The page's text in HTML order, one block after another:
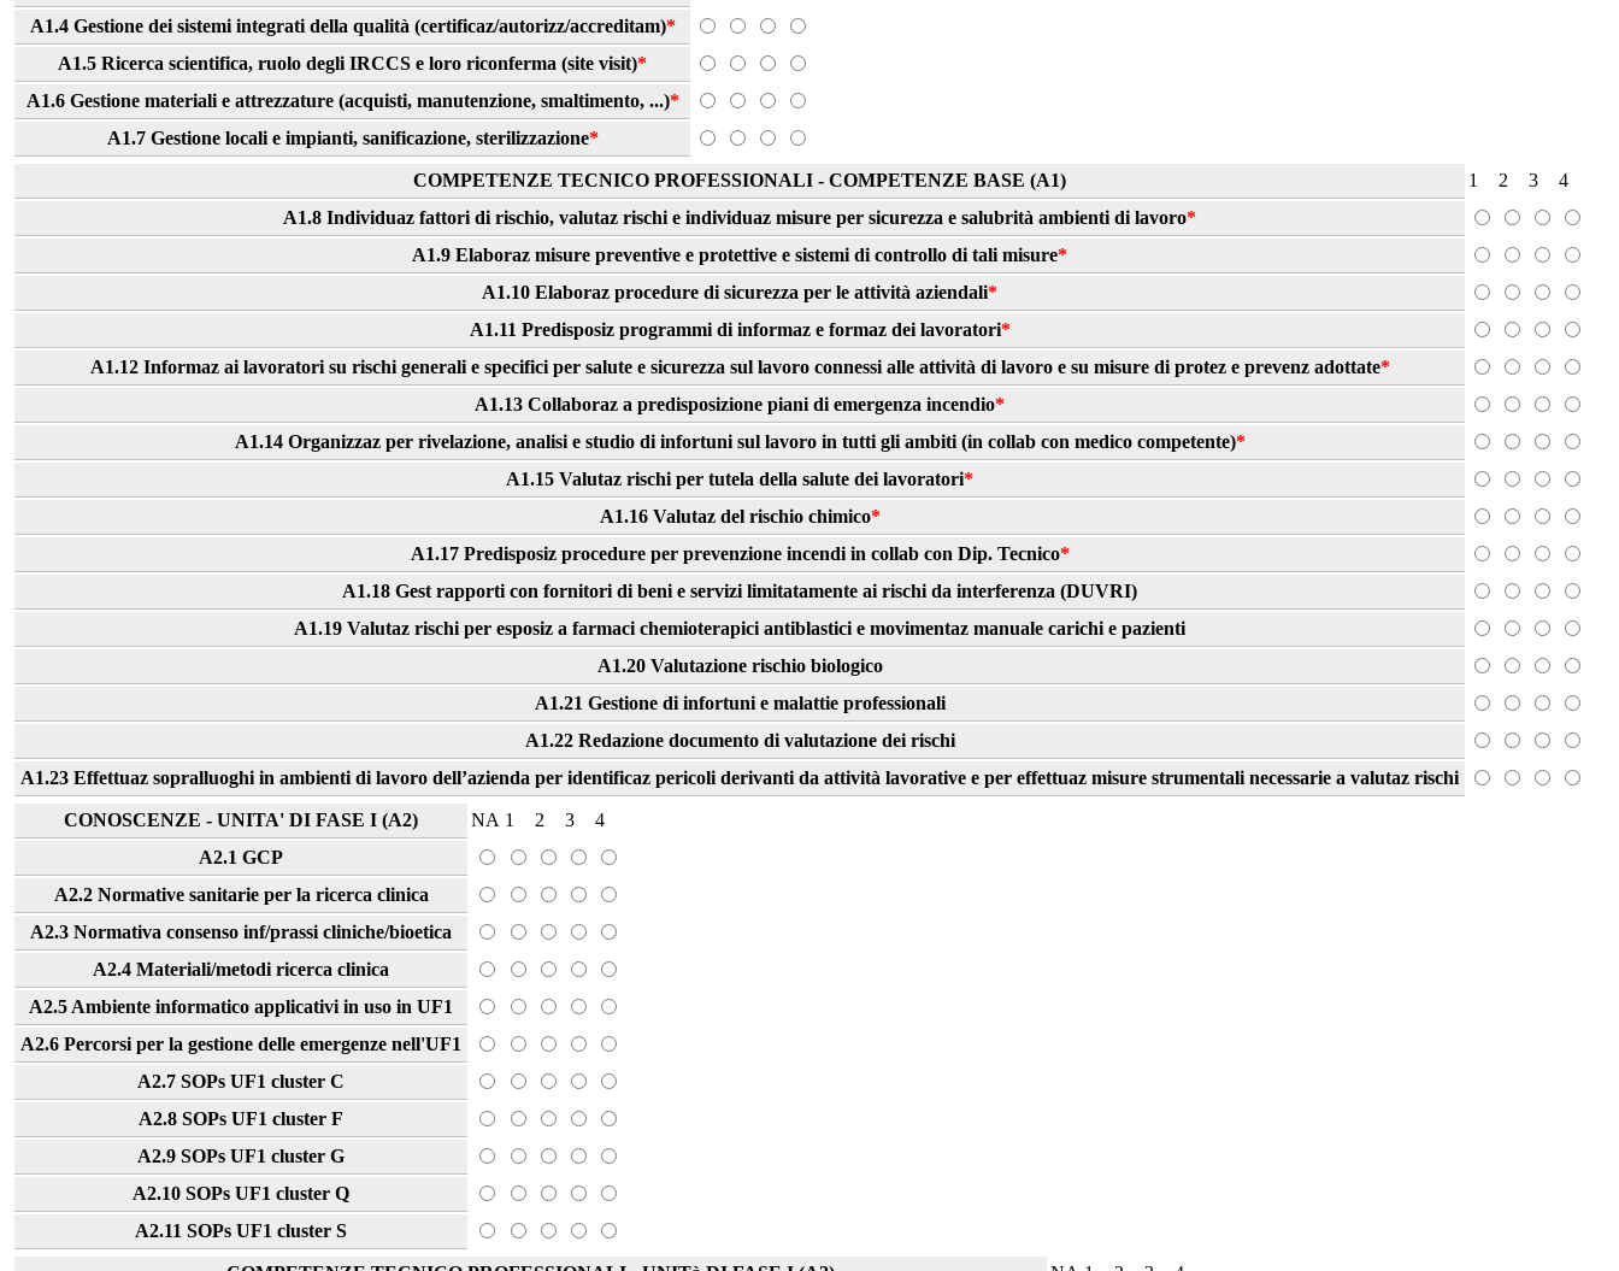
A1.4 Gestione dei sistemi integrati della qualità (certificaz/autorizz/accreditam)*
A1.5 Ricerca scientifica, ruolo degli IRCCS e loro riconferma (site visit)*
A1.6 Gestione materiali e attrezzature (acquisti, manutenzione, smaltimento, ...)*
A1.7 Gestione locali e impianti, sanificazione, sterilizzazione*
COMPETENZE TECNICO PROFESSIONALI - COMPETENZE BASE (A1) 1 2 3
4
A1.8 Individuaz fattori di rischio, valutaz rischi e individuaz misure per sicurezza e salubrità ambienti di lavoro*
A1.9 Elaboraz misure preventive e protettive e sistemi di controllo di tali misure*
A1.10 Elaboraz procedure di sicurezza per le attività aziendali*
A1.11 Predisposiz programmi di informaz e formaz dei lavoratori*
A1.12 Informaz ai lavoratori su rischi generali e specifici per salute e sicurezza sul lavoro connessi alle attività di lavoro e su misure di protez e prevenz adottate*
A1.13 Collaboraz a predisposizione piani di emergenza incendio*
A1.14 Organizzaz per rivelazione, analisi e studio di infortuni sul lavoro in tutti gli ambiti (in collab con medico competente)*
A1.15 Valutaz rischi per tutela della salute dei lavoratori*
A1.16 Valutaz del rischio chimico*
A1.17 Predisposiz procedure per prevenzione incendi in collab con Dip. Tecnico*
A1.18 Gest rapporti con fornitori di beni e servizi limitatamente ai rischi da interferenza (DUVRI)
A1.19 Valutaz rischi per esposiz a farmaci chemioterapici antiblastici e movimentaz manuale carichi e pazienti
A1.20 Valutazione rischio biologico
A1.21 Gestione di infortuni e malattie professionali
A1.22 Redazione documento di valutazione dei rischi
A1.23 Effettuaz sopralluoghi in ambienti di lavoro dell’azienda per identificaz pericoli derivanti da attività lavorative e per effettuaz misure strumentali necessarie a valutaz rischi
CONOSCENZE - UNITA' DI FASE I (A2) NA 1 2 3
4
A2.1 GCP
A2.2 Normative sanitarie per la ricerca clinica
A2.3 Normativa consenso inf/prassi cliniche/bioetica
A2.4 Materiali/metodi ricerca clinica
A2.5 Ambiente informatico applicativi in uso in UF1
A2.6 Percorsi per la gestione delle emergenze nell'UF1
A2.7 SOPs UF1 cluster C
A2.8 SOPs UF1 cluster F
A2.9 SOPs UF1 cluster G
A2.10 SOPs UF1 cluster Q
A2.11 SOPs UF1 cluster S